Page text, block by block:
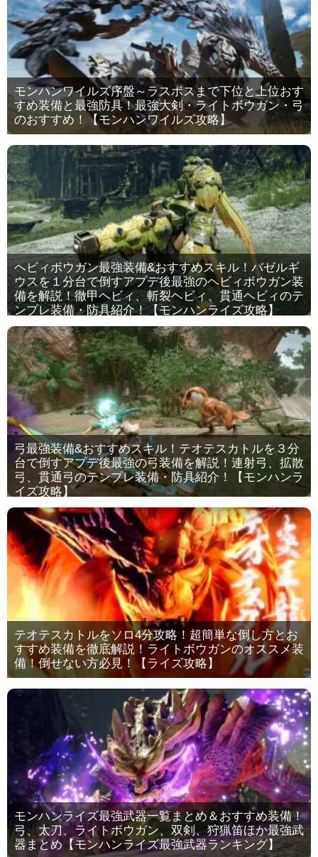
モンハンワイルズ序盤～ラスボスまで下位と上位おす
すめ装備と最強防具！最強大剣・ライトボウガン・弓
のおすすめ！【モンハンワイルズ攻略】
ヘビィボウガン最強装備&おすすめスキル！バゼルギ
ウスを１分台で倒すアプデ後最強のヘビィボウガン装
備を解説！徹甲ヘビィ、斬裂ヘビィ、貫通ヘビィのテ
ンプレ装備・防具紹介！【モンハンライズ攻略】
弓最強装備&おすすめスキル！テオテスカトルを３分
台で倒すアプデ後最強の弓装備を解説！連射弓、拡散
弓、貫通弓のテンプレ装備・防具紹介！【モンハンラ
イズ攻略】
テオテスカトルをソロ4分攻略！超簡単な倒し方とお
すすめ装備を徹底解説！ライトボウガンのオススメ装
備！倒せない方必見！【ライズ攻略】
モンハンライズ最強武器一覧まとめ＆おすすめ装備！
弓、太刀、ライトボウガン、双剣、狩猟笛ほか最強武
器まとめ【モンハンライズ最強武器ランキング】